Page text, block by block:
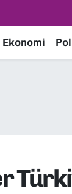
Ekonomi